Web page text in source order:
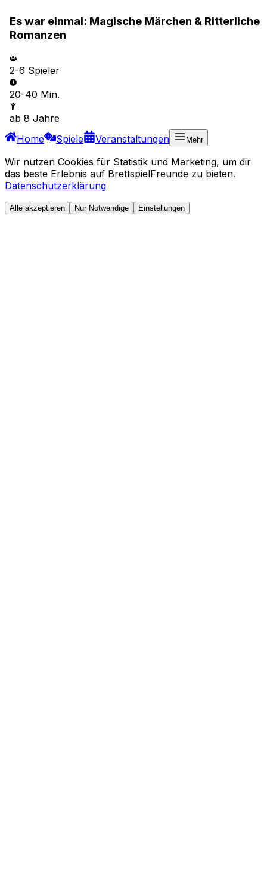
Es war einmal: Magische Märchen & Ritterliche
Romanzen
2-6 Spieler
20-40 Min.
ab 8 Jahre
Home
Spiele Veranstaltungen Mehr
Wir nutzen Cookies für Statistik und Marketing, um dir
das beste Erlebnis auf BrettspielFreunde zu bieten.
Datenschutzerklärung
Alle akzeptieren Nur Notwendige Einstellungen